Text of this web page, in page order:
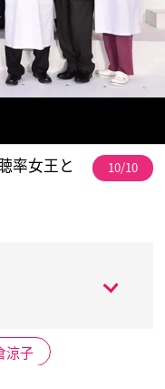
率女王と
10/10
涼子